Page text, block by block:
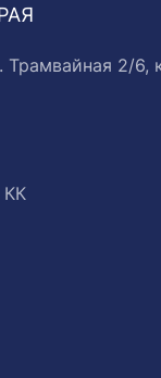
Трамвайная 2/6,
КК